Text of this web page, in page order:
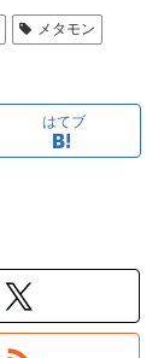
メタモン
はてブ